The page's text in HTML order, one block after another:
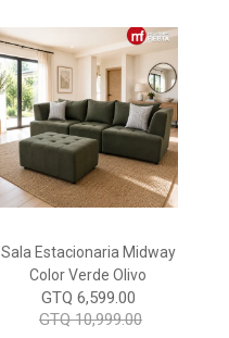
Sala Estacionaria Midway
Color Verde Olivo
GTQ 6,599.00
GTQ 10,999.00